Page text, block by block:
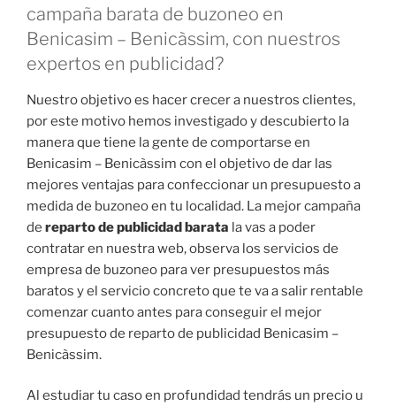
campaña barata de buzoneo en
Benicasim – Benicàssim, con nuestros
expertos en publicidad?
Nuestro objetivo es hacer crecer a nuestros clientes,
por este motivo hemos investigado y descubierto la
manera que tiene la gente de comportarse en
Benicasim – Benicàssim con el objetivo de dar las
mejores ventajas para confeccionar un presupuesto a
medida de buzoneo en tu localidad. La mejor campaña
de reparto de publicidad barata la vas a poder
contratar en nuestra web, observa los servicios de
empresa de buzoneo para ver presupuestos más
baratos y el servicio concreto que te va a salir rentable
comenzar cuanto antes para conseguir el mejor
presupuesto de reparto de publicidad Benicasim –
Benicàssim.
Al estudiar tu caso en profundidad tendrás un precio u